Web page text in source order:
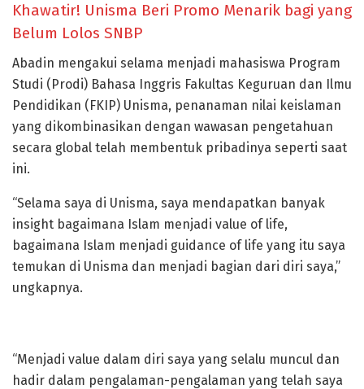
Khawatir! Unisma Beri Promo Menarik bagi yang
Belum Lolos SNBP
Abadin mengakui selama menjadi mahasiswa Program
Studi (Prodi) Bahasa Inggris Fakultas Keguruan dan Ilmu
Pendidikan (FKIP) Unisma, penanaman nilai keislaman
yang dikombinasikan dengan wawasan pengetahuan
secara global telah membentuk pribadinya seperti saat
ini.
“Selama saya di Unisma, saya mendapatkan banyak
insight bagaimana Islam menjadi value of life,
bagaimana Islam menjadi guidance of life yang itu saya
temukan di Unisma dan menjadi bagian dari diri saya,”
ungkapnya.
“Menjadi value dalam diri saya yang selalu muncul dan
hadir dalam pengalaman-pengalaman yang telah saya